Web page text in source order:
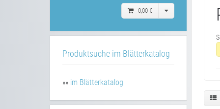
- 0,00 €
Produktsuche im Blätterkatalog
»» im Blätterkatalog